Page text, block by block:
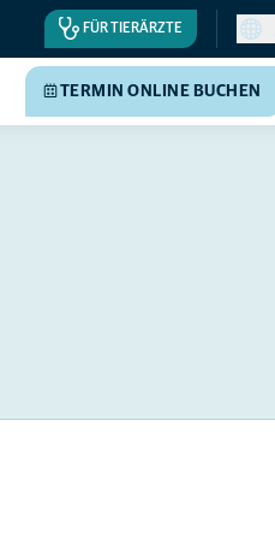
FÜR TIERÄRZTE
TERMIN ONLINE BUCHEN